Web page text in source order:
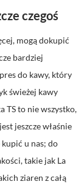
czegoś
mogą dokupić
bardziej
do kawy, który
świeżej kawy
TS to nie wszystko,
jeszcze właśnie
u nas; do
takie jak La
ziaren z całą